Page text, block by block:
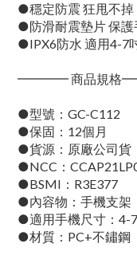
●穩定防震 狂甩不掉
●防滑耐震墊片 保護
●IPX6防水 適用4-7
━━━━ 商品規格
●型號：GC-C112
●保固：12個月
●貨源：原廠公司貨
●NCC：
●BSMI：R3E377
●內容物：手機支架
●適用手機尺寸：4-
●材質：PC+不鏽鋼